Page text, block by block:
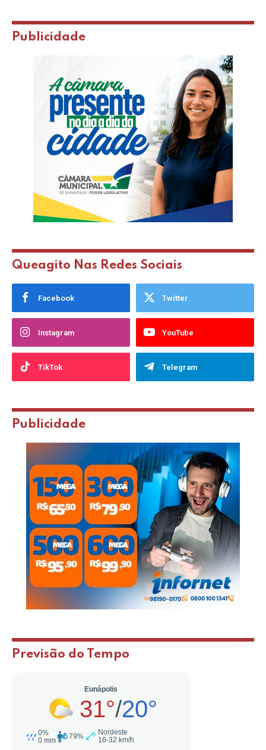
Publicidade
Queagito Nas Redes Sociais
Facebook Twitter
Instagram YouTube
TikTok Telegram
Publicidade
Previsão do Tempo